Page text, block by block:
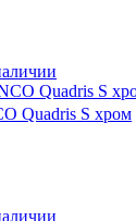
Quadris S хром